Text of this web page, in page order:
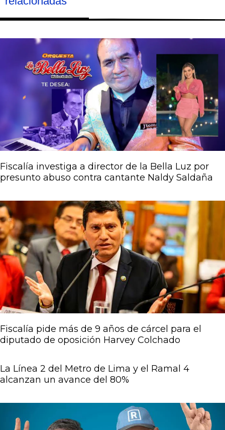
Fiscalía investiga a director de la Bella Luz por
presunto abuso contra cantante Naldy Saldaña
Fiscalía pide más de 9 años de cárcel para el
diputado de oposición Harvey Colchado
La Línea 2 del Metro de Lima y el Ramal 4
alcanzan un avance del 80%
PáginaPágina
Página
Página
Página